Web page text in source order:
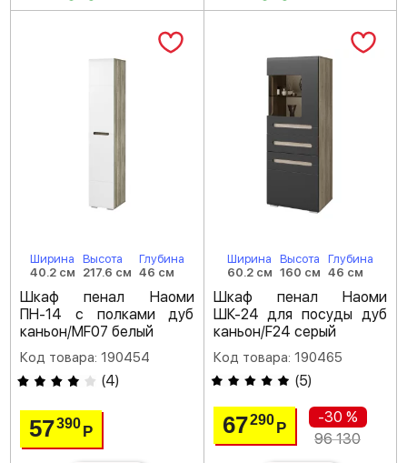
Ширина
40.2 см
Высота
217.6 см
Глубина
46 см
Шкаф пенал Наоми
ПН-14 с полками дуб
каньон/MF07 белый
Код товара: 190454
(4)
57390Р
Ширина
60.2 см
Высота
160 см
Глубина
46 см
Шкаф пенал Наоми
ШК-24 для посуды дуб
каньон/F24 серый
Код товара: 190465
(5)
67290 Р
-30 %
96 130